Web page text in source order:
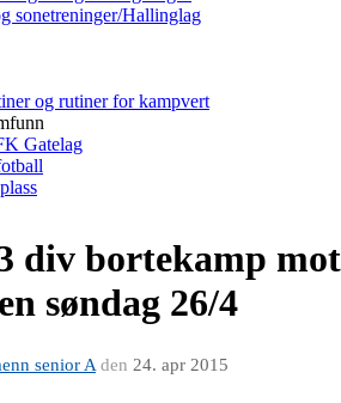
sonetreninger/Hallinglag
og rutiner for kampvert
Gatelag
div bortekamp mot
søndag 26/4
senior A den 24. apr 2015